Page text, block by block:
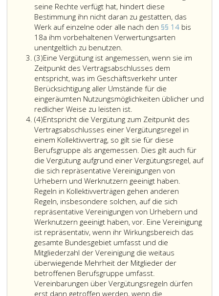
seine Rechte verfügt hat, hindert diese
Bestimmung ihn nicht daran zu gestatten, das
Werk auf einzelne oder alle nach den §§ 14 bis
18a ihm vorbehaltenen Verwertungsarten
unentgeltlich zu benutzen.
Urheber,
der
einem
anderen
das
ausschließliche
Recht
eingeräumt
hat,
das
Werk
auf
einzelne
oder
alle
nach
den
Paragraphen
14
bis
18a
ihm
vorbehaltenen
Verwertungsarten
(3)Absatz
3
Eine Vergütung ist angemessen, wenn sie im
Zeitpunkt des Vertragsabschlusses dem
entspricht, was im Geschäftsverkehr unter
Berücksichtigung aller Umstände für die
eingeräumten Nutzungsmöglichkeiten üblicher und
redlicher Weise zu leisten ist.
(4)Absatz
4
Entspricht die Vergütung zum Zeitpunkt des
Vertragsabschlusses einer Vergütungsregel in
einem Kollektivvertrag, so gilt sie für diese
Berufsgruppe als angemessen. Dies gilt auch für
die Vergütung aufgrund einer Vergütungsregel, auf
die sich repräsentative Vereinigungen von
Urhebern und Werknutzern geeinigt haben.
Regeln in Kollektivverträgen gehen anderen
Regeln, insbesondere solchen, auf die sich
repräsentative Vereinigungen von Urhebern und
Werknutzern geeinigt haben, vor. Eine Vereinigung
ist repräsentativ, wenn ihr Wirkungsbereich das
gesamte Bundesgebiet umfasst und die
Mitgliederzahl der Vereinigung die weitaus
überwiegende Mehrheit der Mitglieder der
betroffenen Berufsgruppe umfasst.
Vereinbarungen über Vergütungsregeln dürfen
erst dann getroffen werden, wenn die